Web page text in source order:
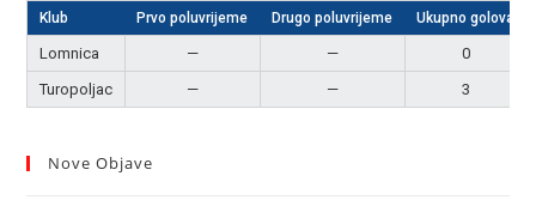
Klub Prvo poluvrijeme Drugo poluvrijeme Ukupno golova
Lomnica — —
0
Turopoljac
— — 3
Nove Objave